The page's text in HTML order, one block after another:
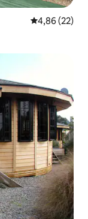
Gemiddelde
4,86 (22)